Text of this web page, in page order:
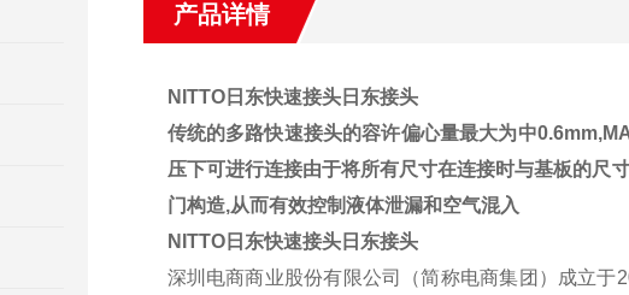
产品详情
NITTO日东快速接头日东接头
传统的多路快速接头的容许偏心量最大为中
压下可进行连接由于将所有尺寸在连接时与基板的尺
门构造,从而有效控制液体泄漏和空气混入
NITTO日东快速接头日东接头
深圳电商商业股份有限公司（简称电商集团）成立于